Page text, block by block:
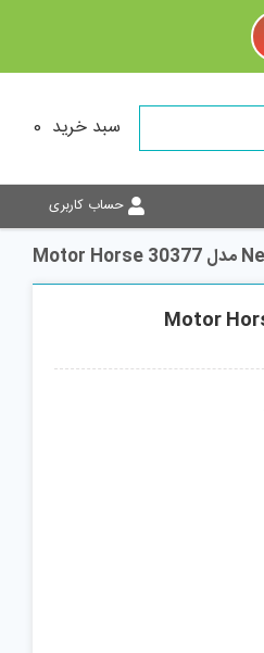
سبد خرید 0
حساب کاربری